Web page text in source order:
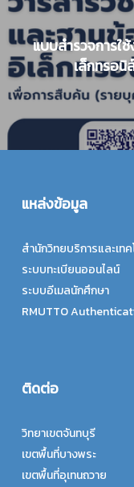
แบบสำรวจการใ
เล็กทรอ
แหล่งข้อมูล
สำนักวิทยบริการและเท
ระบบทะเบียนออนไลน์
ระบบอีเมลนักศึกษา
RMUTTO
ติดต่อ
วิทยาเขตจันทบุรี
เขตพื้นที่บางพระ
เขตพื้นที่อุเทนถวาย